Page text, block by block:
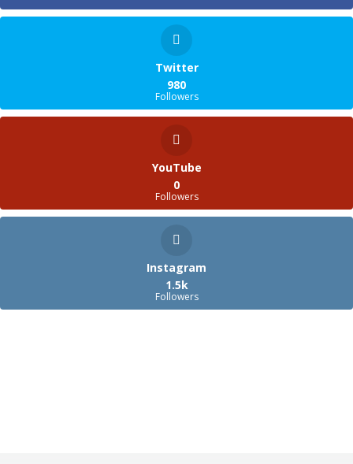
Twitter
980
Followers
YouTube
0
Followers
Instagram
1.5k
Followers